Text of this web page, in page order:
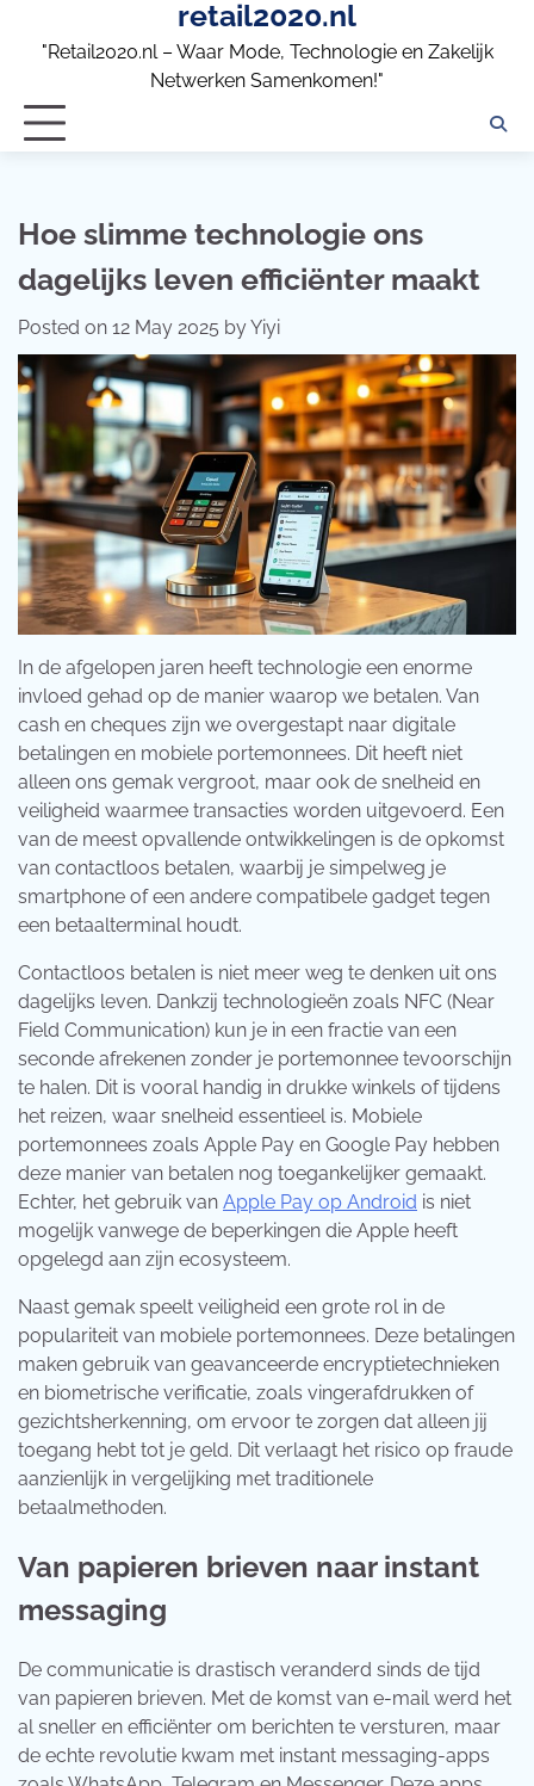
retail2020.nl
"Retail2020.nl – Waar Mode, Technologie en Zakelijk
Netwerken Samenkomen!"
Hoe slimme technologie ons
dagelijks leven efficiënter maakt
Posted on 12 May 2025 byYiyi
In de afgelopen jaren heeft technologie een enorme
invloed gehad op de manier waarop we betalen. Van
cash en cheques zijn we overgestapt naar digitale
betalingen en mobiele portemonnees. Dit heeft niet
alleen ons gemak vergroot, maar ook de snelheid en
veiligheid waarmee transacties worden uitgevoerd. Een
van de meest opvallende ontwikkelingen is de opkomst
van contactloos betalen, waarbij je simpelweg je
smartphone of een andere compatibele gadget tegen
een betaalterminal houdt.
Contactloos betalen is niet meer weg te denken uit ons
dagelijks leven. Dankzij technologieën zoals NFC (Near
Field Communication) kun je in een fractie van een
seconde afrekenen zonder je portemonnee tevoorschijn
te halen. Dit is vooral handig in drukke winkels of tijdens
het reizen, waar snelheid essentieel is. Mobiele
portemonnees zoals Apple Pay en Google Pay hebben
deze manier van betalen nog toegankelijker gemaakt.
Echter, het gebruik van Apple Pay op Android is niet
mogelijk vanwege de beperkingen die Apple heeft
opgelegd aan zijn ecosysteem.
Naast gemak speelt veiligheid een grote rol in de
populariteit van mobiele portemonnees. Deze betalingen
maken gebruik van geavanceerde encryptietechnieken
en biometrische verificatie, zoals vingerafdrukken of
gezichtsherkenning, om ervoor te zorgen dat alleen jij
toegang hebt tot je geld. Dit verlaagt het risico op fraude
aanzienlijk in vergelijking met traditionele
betaalmethoden.
Van papieren brieven naar instant
messaging
De communicatie is drastisch veranderd sinds de tijd
van papieren brieven. Met de komst van e-mail werd het
al sneller en efficiënter om berichten te versturen, maar
de echte revolutie kwam met instant messaging-apps